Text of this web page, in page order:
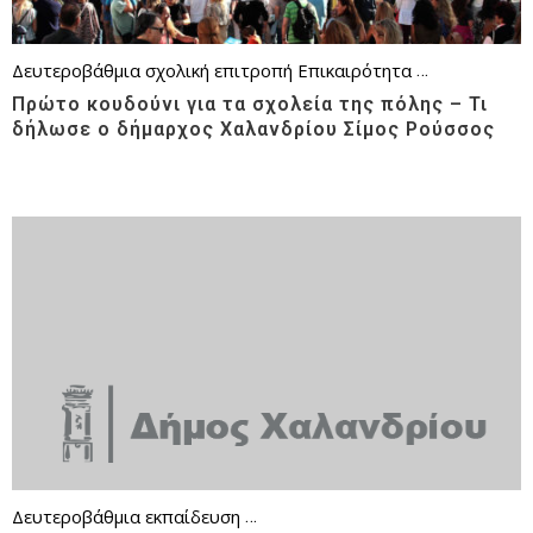
Δευτεροβάθμια σχολική επιτροπή Επικαιρότητα Παιδεία
Πρώτο κουδούνι για τα σχολεία της πόλης – Τι
δήλωσε ο δήμαρχος Χαλανδρίου Σίμος Ρούσσος
Δευτεροβάθμια εκπαίδευση Δευτεροβάθμια σχολική επιτροπή